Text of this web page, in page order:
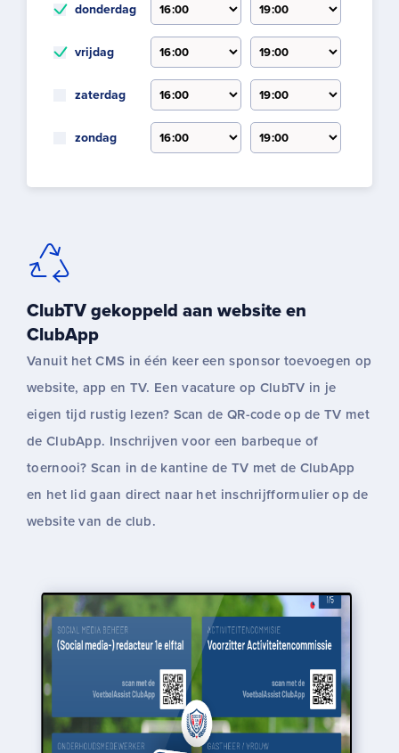
donderdag
vrijdag
zaterdag
zondag
ClubTV gekoppeld aan website en
ClubApp
Vanuit het CMS in één keer een sponsor toevoegen op
website, app en TV. Een vacature op ClubTV in je
eigen tijd rustig lezen? Scan de QR-code op de TV met
de ClubApp. Inschrijven voor een barbeque of
toernooi? Scan in de kantine de TV met de ClubApp
en het lid gaan direct naar het inschrijfformulier op de
website van de club.